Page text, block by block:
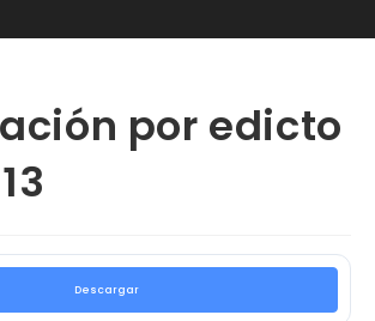
por edicto
Descargar